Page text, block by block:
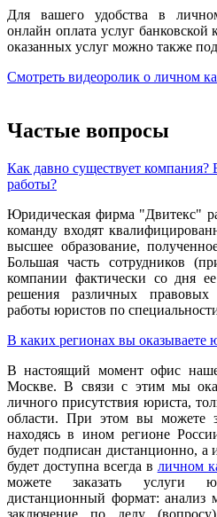
Для вашего удобства в
онлайн оплата услуг
оказанных услуг можно также
Смотреть видеоролик о личном
Частые вопросы
Как давно существует
работы?
Юридическая фирма "Двитекс"
команду входят
высшее образование,
Большая часть сотрудников
компании фактически со дня
решения различных
работы юристов по
В каких регионах вы оказываете
В настоящий момент офис
Москве. В связи с этим мы
личного присутствия юриста,
области. При этом вы можете
находясь в ином регионе
будет подписан дистанционно,
будет доступна всегда в личном
можете заказать услуги
дистанционный формат: анализ
заключение по делу